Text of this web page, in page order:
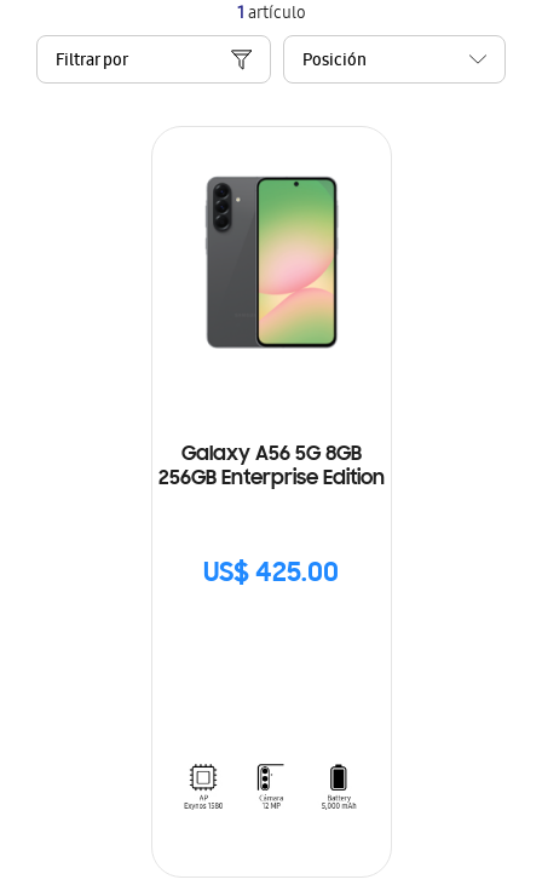
1artículo
Filtrar por
Galaxy A56 5G 8GB
256GB Enterprise Edition
US$ 425.00